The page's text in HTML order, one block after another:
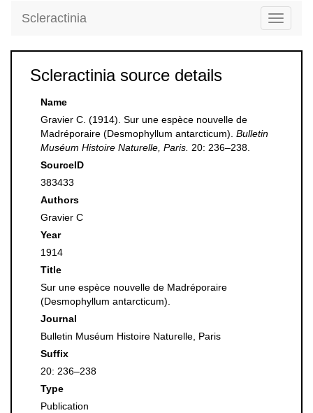
Toggle
Scleractinia
Scleractinia source details
Name
Gravier C. (1914). Sur une espèce nouvelle de
Madréporaire (Desmophyllum antarcticum). Bulletin
Muséum Histoire Naturelle, Paris. 20: 236–238.
SourceID
383433
Authors
Gravier C
Year
1914
Title
Sur une espèce nouvelle de Madréporaire
(Desmophyllum antarcticum).
Journal
Bulletin Muséum Histoire Naturelle, Paris
Suffix
20: 236–238
Type
Publication